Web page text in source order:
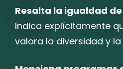
Resalta la igualdad
Indica explícitamente
valora la diversidad y la